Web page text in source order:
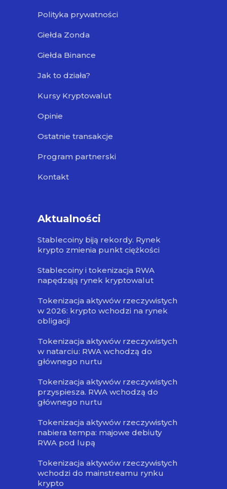
Polityka prywatności
Giełda Zonda
Giełda Binance
Jak to działa?
Kursy Kryptowalut
Opinie
Ostatnie transakcje
Program partnerski
Kontakt
Aktualności
Stablecoiny biją rekordy. Rynek
krypto zmienia punkt ciężkości
Stablecoiny i tokenizacja RWA
napędzają rynek kryptowalut
Tokenizacja aktywów rzeczywistych
w 2026: krypto wchodzi na rynek
obligacji
Tokenizacja aktywów rzeczywistych
w natarciu: RWA wchodzą do
głównego nurtu
Tokenizacja aktywów rzeczywistych
przyspiesza. RWA wchodzą do
głównego nurtu
Tokenizacja aktywów rzeczywistych
nabiera tempa: majowe debiuty
RWA pod lupą
Tokenizacja aktywów rzeczywistych
wchodzi do mainstreamu rynku
krypto